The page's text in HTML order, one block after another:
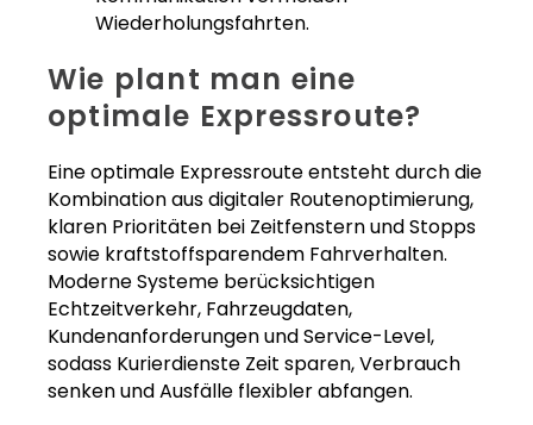
Wiederholungsfahrten.
Wie plant man eine
optimale Expressroute?
Eine optimale Expressroute entsteht durch die
Kombination aus digitaler Routenoptimierung,
klaren Prioritäten bei Zeitfenstern und Stopps
sowie kraftstoffsparendem Fahrverhalten.
Moderne Systeme berücksichtigen
Echtzeitverkehr, Fahrzeugdaten,
Kundenanforderungen und Service-Level,
sodass Kurierdienste Zeit sparen, Verbrauch
senken und Ausfälle flexibler abfangen.